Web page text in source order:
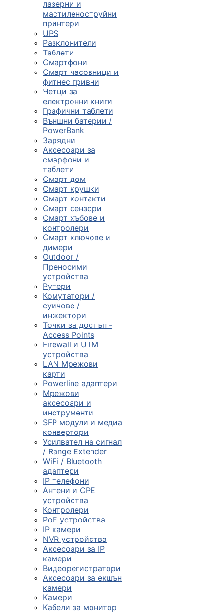
лазерни и
мастиленоструйни
принтери
UPS
Разклонители
Таблети
Смартфони
Смарт часовници и
фитнес гривни
Четци за
електронни книги
Графични таблети
Външни батерии /
PowerBank
Зарядни
Аксесоари за
смарфони и
таблети
Смарт дом
Смарт крушки
Смарт контакти
Смарт сензори
Смарт хъбове и
контролери
Смарт ключове и
димери
Outdoor /
Преносими
устройства
Рутери
Комутатори /
суичове /
инжектори
Точки за достъп -
Access Points
Firewall и UTM
устройства
LAN Мрежови
карти
Powerline адаптери
Мрежови
аксесоари и
инструменти
SFP модули и медиа
конвертори
Усилвател на сигнал
/ Range Extender
WiFi / Bluetooth
адаптери
IP телефони
Антени и CPE
устройства
Контролери
PoE устройства
IP камери
NVR устройства
Аксесоари за IP
камери
Видеорегистратори
Аксесоари за екшън
камери
Камери
Кабели за монитор